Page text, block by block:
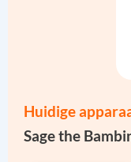
Huidige
Sage the